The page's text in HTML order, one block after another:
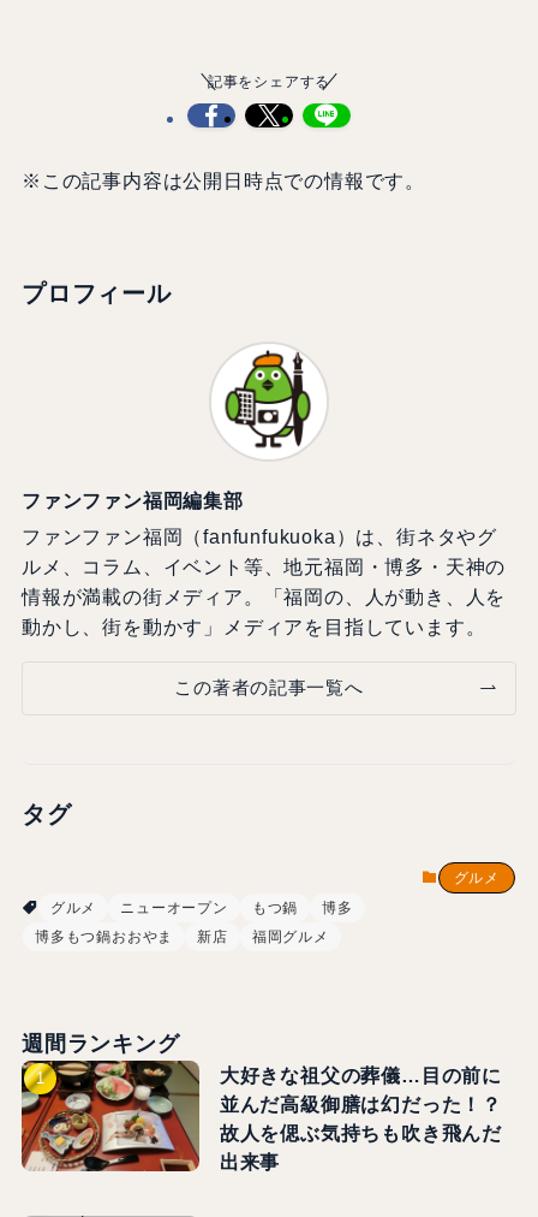
記事をシェアする
※この記事内容は公開日時点での情報です。
プロフィール
ファンファン福岡編集部
ファンファン福岡（fanfunfukuoka）は、街ネタやグ
ルメ、コラム、イベント等、地元福岡・博多・天神の
情報が満載の街メディア。「福岡の、人が動き、人を
動かし、街を動かす」メディアを目指しています。
この著者の記事一覧へ
タグ
グルメ
グルメ
ニューオープン もつ鍋
博多
博多もつ鍋おおやま
新店 福岡グルメ
週間ランキング
大好きな祖父の葬儀…目の前に
並んだ高級御膳は幻だった！？
故人を偲ぶ気持ちも吹き飛んだ
出来事